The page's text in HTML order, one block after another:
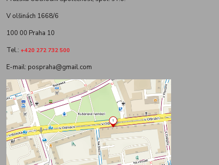
V olšinách 1668/6
100 00 Praha 10
Tel.: +420 272 732 500
E-mail: pospraha@gmail.com